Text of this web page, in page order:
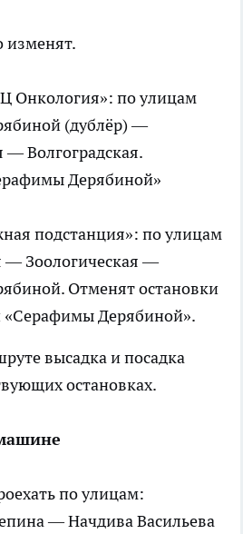
Онкология»: по улицам
(дублёр) —
— Волгоградская.
Дерябиной»
подстанция»: по улицам
— Зоологическая —
Отменят остановки
«Серафимы Дерябиной».
высадка и посадка
остановках.
по улицам:
— Начдива Васильева